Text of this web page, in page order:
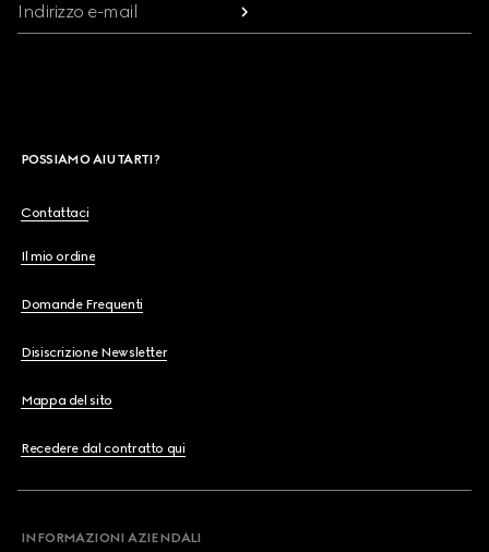
Indirizzo e-mail
POSSIAMO AIUTARTI?
Contattaci
Il mio ordine
Domande Frequenti
Disiscrizione Newsletter
Mappa del sito
Recedere dal contratto qui
INFORMAZIONI AZIENDALI